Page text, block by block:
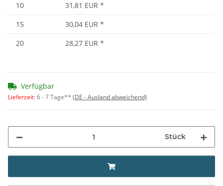
10
31,81 EUR *
15
30,04 EUR *
20
28,27 EUR *
Verfügbar
Lieferzeit:6 - 7 Tage** (DE - Ausland abweichend)
Stück